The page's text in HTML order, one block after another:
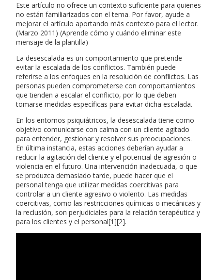
Este artículo no ofrece un contexto suficiente para quienes
no están familiarizados con el tema. Por favor, ayude a
mejorar el artículo aportando más contexto para el lector.
(Marzo 2011) (Aprende cómo y cuándo eliminar este
mensaje de la plantilla)
La desescalada es un comportamiento que pretende
evitar la escalada de los conflictos. También puede
referirse a los enfoques en la resolución de conflictos. Las
personas pueden comprometerse con comportamientos
que tienden a escalar el conflicto, por lo que deben
tomarse medidas específicas para evitar dicha escalada.
En los entornos psiquiátricos, la desescalada tiene como
objetivo comunicarse con calma con un cliente agitado
para entender, gestionar y resolver sus preocupaciones.
En última instancia, estas acciones deberían ayudar a
reducir la agitación del cliente y el potencial de agresión o
violencia en el futuro. Una intervención inadecuada, o que
se produzca demasiado tarde, puede hacer que el
personal tenga que utilizar medidas coercitivas para
controlar a un cliente agresivo o violento. Las medidas
coercitivas, como las restricciones químicas o mecánicas y
la reclusión, son perjudiciales para la relación terapéutica y
para los clientes y el personal[1][2].